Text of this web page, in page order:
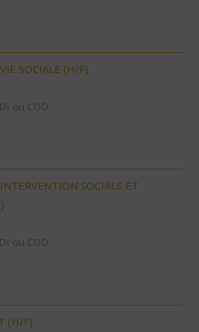
SOCIALE (H/F)
ou CDD
SOCIALE ET
ou CDD
(H/F)